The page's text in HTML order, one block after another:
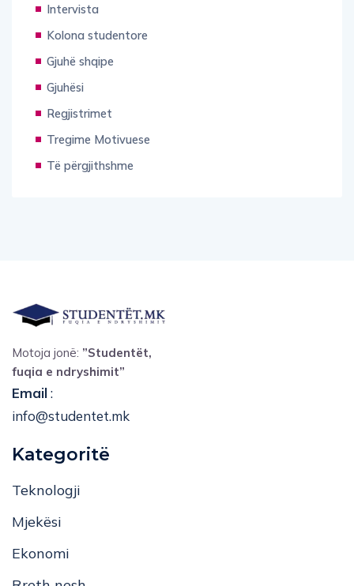
Intervista
Kolona studentore
Gjuhë shqipe
Gjuhësi
Regjistrimet
Tregime Motivuese
Të përgjithshme
Motoja jonë: ”Studentët,
fuqia e ndryshimit”
Email:
info@studentet.mk
Kategoritë
Teknologji
Mjekësi
Ekonomi